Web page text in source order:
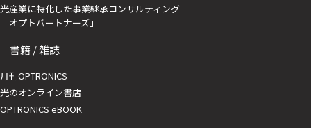
光産業に特化した事業継承コンサルティング
「オプトパートナーズ」
書籍 / 雑誌
月刊OPTRONICS
光のオンライン書店
OPTRONICS eBOOK